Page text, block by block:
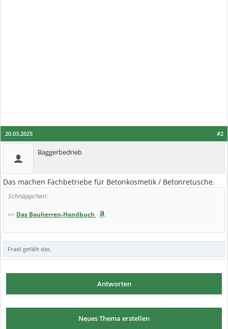
#2
20.03.2025
Baggerbedrieb
Das machen Fachbetriebe für Betonkosmetik / Betonretusche.
Schnäppchen:
>> Das Bauherren-Handbuch
Fradi gefällt das.
Antworten
Neues Thema erstellen